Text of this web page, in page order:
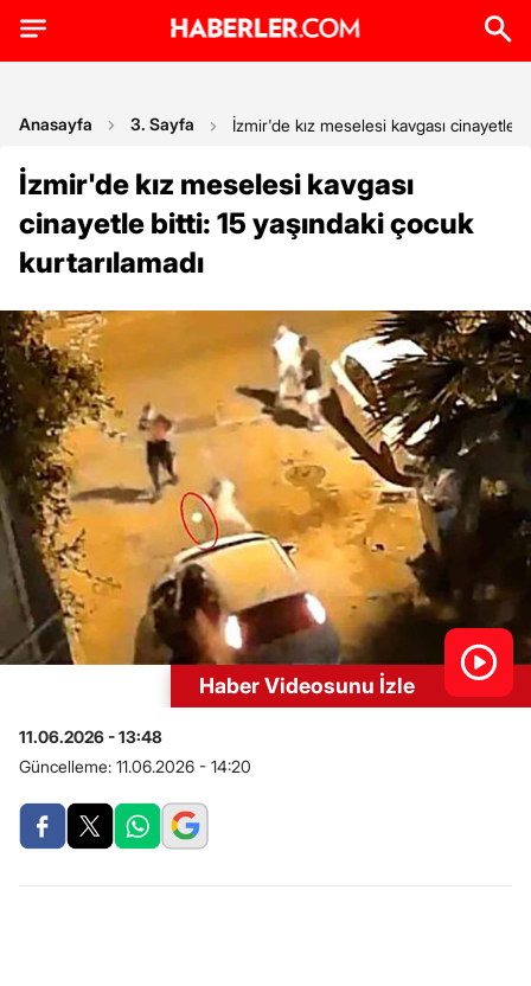
Anasayfa 3. Sayfa İzmir'de kız meselesi kavgası cinayetle
İzmir'de kız meselesi kavgası
cinayetle bitti: 15 yaşındaki çocuk
kurtarılamadı
Haber Videosunu İzle
11.06.2026 - 13:48
Güncelleme: 11.06.2026 - 14:20